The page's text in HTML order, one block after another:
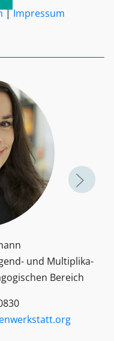
und Multiplika­
Bereich
|Impressum